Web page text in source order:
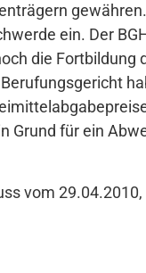
ein. Der
die Fortbildung
Grund für ein
vom